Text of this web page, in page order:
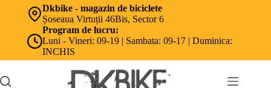
Dkbike - magazin de biciclete
Șoseaua Virtuții 46Bis, Sector 6
Program de lucru:
Luni - Vineri: 09-19 | Sambata: 09-17 | Duminica:
INCHIS